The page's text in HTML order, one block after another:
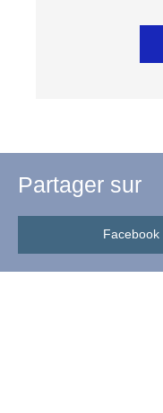
Partager sur
Facebook